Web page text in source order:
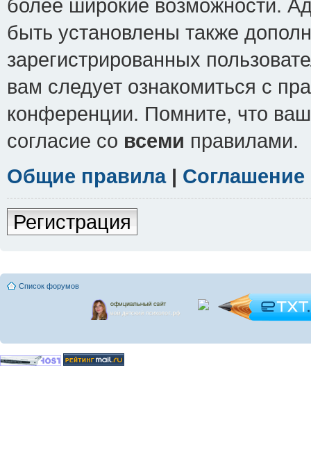
более широкие возможности.
быть установлены также
зарегистрированных
вам следует ознакомиться с
конференции. Помните, что
согласие со всеми правилами.
Общие правила|
Регистрация
Список форумов